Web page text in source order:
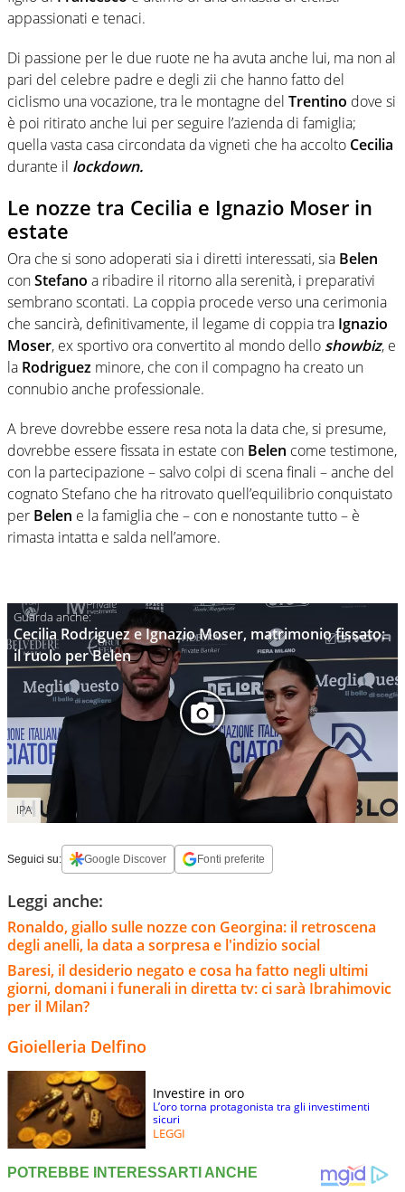
appassionati e tenaci.
Di passione per le due ruote ne ha avuta anche lui, ma non al
pari del celebre padre e degli zii che hanno fatto del
ciclismo una vocazione, tra le montagne del Trentino dove si
è poi ritirato anche lui per seguire l’azienda di famiglia;
quella vasta casa circondata da vigneti che ha accolto Cecilia
durante il lockdown.
Le nozze tra Cecilia e Ignazio Moser in
estate
Ora che si sono adoperati sia i diretti interessati, sia Belen
conStefano a ribadire il ritorno alla serenità, i preparativi
sembrano scontati. La coppia procede verso una cerimonia
che sancirà, definitivamente, il legame di coppia tra Ignazio
Moser, ex sportivo ora convertito al mondo dello showbiz, e
la Rodriguez minore, che con il compagno ha creato un
connubio anche professionale.
A breve dovrebbe essere resa nota la data che, si presume,
dovrebbe essere fissata in estate con Belen come testimone,
con la partecipazione – salvo colpi di scena finali – anche del
cognato Stefano che ha ritrovato quell’equilibrio conquistato
per Belen e la famiglia che – con e nonostante tutto – è
rimasta intatta e salda nell’amore.
Cecilia Rodriguez e Ignazio Moser, matrimonio fissato:
il ruolo per Belen
IPA
Seguici su: Google Discover Fonti preferite
Leggi anche:
Ronaldo, giallo sulle nozze con Georgina: il retroscena
degli anelli, la data a sorpresa e l'indizio social
Baresi, il desiderio negato e cosa ha fatto negli ultimi
giorni, domani i funerali in diretta tv: ci sarà Ibrahimovic
per il Milan?
Gioielleria Delfino
Investire in oro
L’oro torna protagonista tra gli investimenti
sicuri
LEGGI